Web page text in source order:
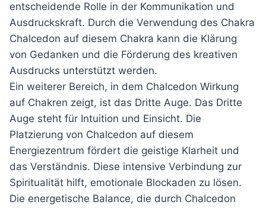
entscheidende Rolle in der Kommunikation und
Ausdruckskraft. Durch die Verwendung des Chakra
Chalcedon auf diesem Chakra kann die Klärung
von Gedanken und die Förderung des kreativen
Ausdrucks unterstützt werden.
Ein weiterer Bereich, in dem Chalcedon Wirkung
auf Chakren zeigt, ist das Dritte Auge. Das Dritte
Auge steht für Intuition und Einsicht. Die
Platzierung von Chalcedon auf diesem
Energiezentrum fördert die geistige Klarheit und
das Verständnis. Diese intensive Verbindung zur
Spiritualität hilft, emotionale Blockaden zu lösen.
Die energetische Balance, die durch Chalcedon